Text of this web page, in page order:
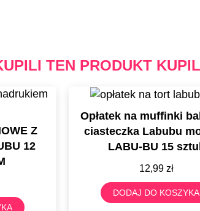
TEN PRODUKT
Z
12
Opłatek na muffinki
ciasteczka Labubu
LABU-BU 15
12,99 zł
DODAJ DO KOSZYKA